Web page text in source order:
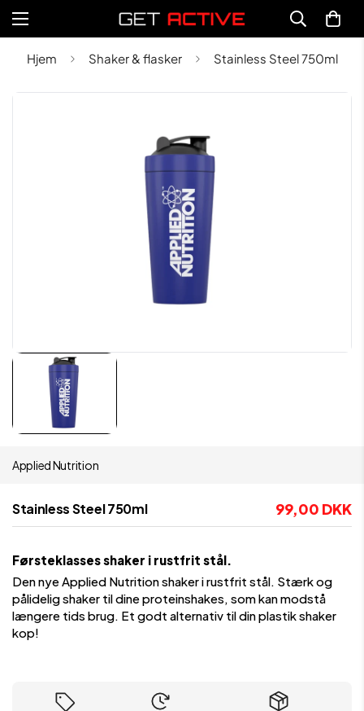
Hjem Shaker & flasker Stainless Steel 750ml
Applied Nutrition
Stainless Steel 750ml 99,00 DKK
Førsteklasses shaker i rustfrit stål.
Den nye Applied Nutrition shaker i rustfrit stål. Stærk og
pålidelig shaker til dine proteinshakes, som kan modstå
længere tids brug. Et godt alternativ til din plastik shaker
kop!